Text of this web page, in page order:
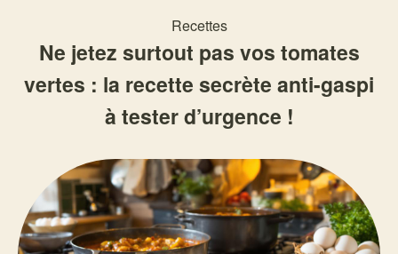
Recettes
Ne jetez surtout pas vos tomates
vertes : la recette secrète anti-gaspi
à tester d’urgence !